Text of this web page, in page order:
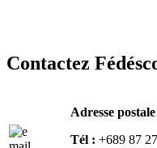
Contactez
Adresse postale
Tél : +689 87